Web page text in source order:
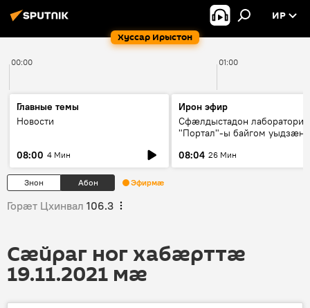
Хуссар Ирыстон
ИР
00:00 01:00
Главные темы
Новости
08:00 4 Мин
Ирон эфир
Сфæлдыстадон лаборатори
"Портал"-ы байгом уыдзæн
Æхсары куыстыты равдыст
08:04 26 Мин
Знон Абон Эфирмæ
Горӕт Цхинвал 106.3
Сӕйраг ног хабӕрттӕ
19.11.2021 мӕ